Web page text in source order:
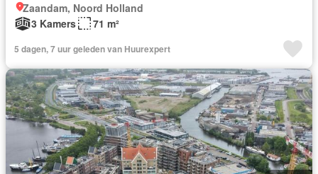
Zaandam, Noord Holland
3 Kamers
71 m²
5 dagen, 7 uur geleden van Huurexpert